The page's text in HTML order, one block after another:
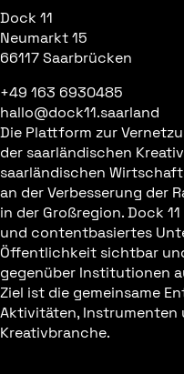
Dock 11
Neumarkt 15
66117 Saarbrücken
+49 163 6930485
hallo@dock11.saarland
Die Plattform zur
der saarländischen
saarländischen
an der Verbesserung der
in der Großregion. Dock
und contentbasiertes
Öffentlichkeit sichtbar
gegenüber Institutionen
Ziel ist die gemeinsame
Aktivitäten, Instrumenten
Kreativbranche.